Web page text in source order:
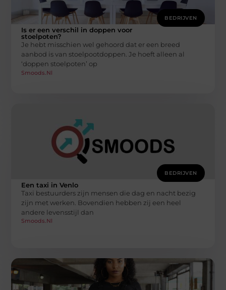
BEDRIJVEN
Is er een verschil in doppen voor
stoelpoten?
Je hebt misschien wel gehoord dat er een breed
aanbod is van stoelpootdoppen. Je hoeft alleen al
‘doppen stoelpoten’ op
Smoods.nl
BEDRIJVEN
Een taxi in Venlo
Taxi bestuurders zijn mensen die dag en nacht bezig
zijn met werken. Bovendien hebben zij een heel
andere levensstijl dan
Smoods.nl